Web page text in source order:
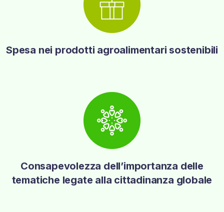
Spesa nei prodotti agroalimentari sostenibili
Consapevolezza dell’importanza delle
tematiche legate alla cittadinanza globale